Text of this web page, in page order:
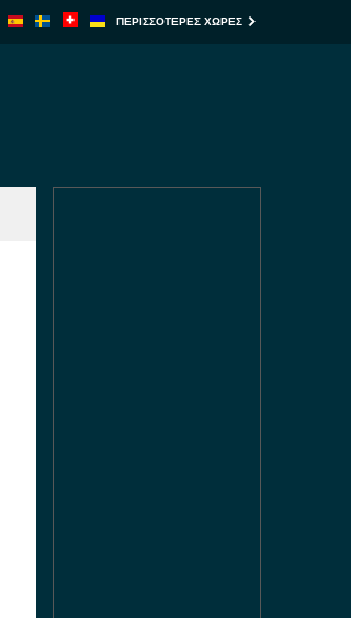
ΠΕΡΙΣΣΌΤΕΡΕΣ ΧΏΡΕΣ